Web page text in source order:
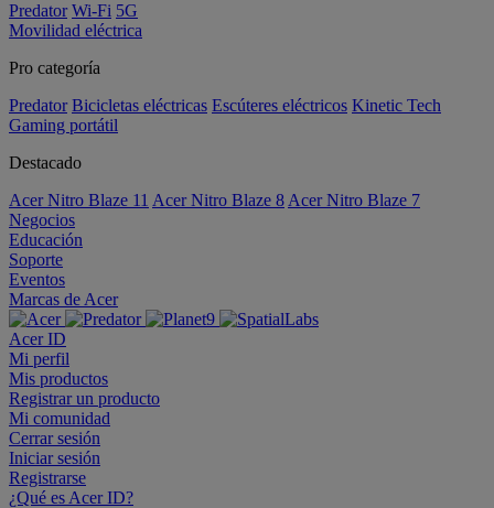
Predator Wi-Fi 5G
Movilidad eléctrica
Pro categoría
Predator Bicicletas eléctricas Escúteres eléctricos Kinetic Tech
Gaming portátil
Destacado
Acer Nitro Blaze 11 Acer Nitro Blaze 8 Acer Nitro Blaze 7
Negocios
Educación
Soporte
Eventos
Marcas de Acer
Acer ID
Mi perfil
Mis productos
Registrar un producto
Mi comunidad
Cerrar sesión
Iniciar sesión
Registrarse
¿Qué es Acer ID?